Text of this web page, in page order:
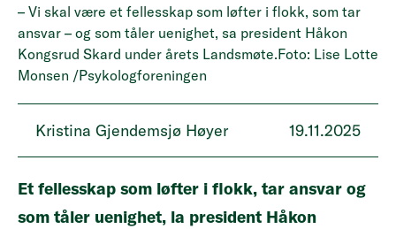
– Vi skal være et fellesskap som løfter i flokk, som tar
ansvar – og som tåler uenighet, sa president Håkon
Kongsrud Skard under årets Landsmøte.Foto: Lise Lotte
Monsen /Psykologforeningen
Kristina Gjendemsjø Høyer 19.11.2025
Et fellesskap som løfter i flokk, tar ansvar og
som tåler uenighet, la president Håkon